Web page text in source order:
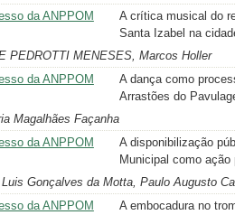
da ANPPOM
A crítica musical do
Santa Izabel na
PEDROTTI MENESES, Marcos Holler
da ANPPOM
A dança como
Arrastões do
Magalhães Façanha
da ANPPOM
A disponibilização
Municipal como
Gonçalves da Motta, Paulo Augusto
da ANPPOM
A embocadura no